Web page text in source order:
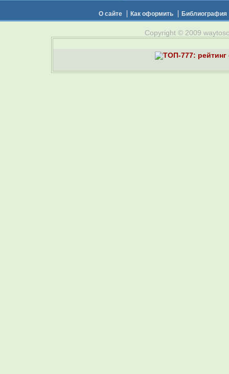
О сайте Как оформить Библиография
Copyright © 2009